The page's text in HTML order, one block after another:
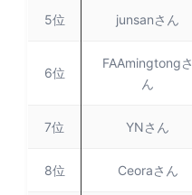
5位 junsanさん
6位
FAAmingtongさ
ん
7位 YNさん
8位 Ceoraさん